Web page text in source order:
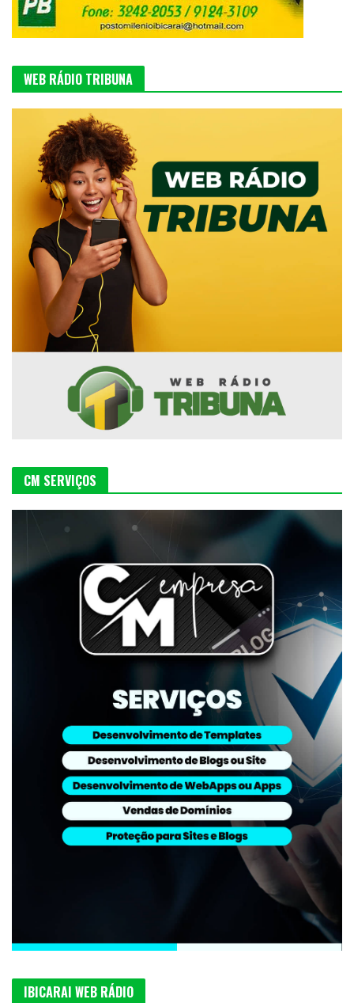
WEB RÁDIO TRIBUNA
CM SERVIÇOS
IBICARAI WEB RÁDIO